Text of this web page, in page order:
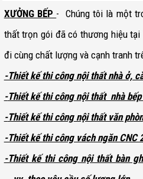
XƯỞNG BẾP - Chúng tôi là một
thất trọn gói đã có thương hiệu tại
đi cùng chất lượng và cạnh tranh
-Thiết kế thi công nội thất nhà ở,
-Thiết kế thi côngnội thất nhà bếp
-Thiết kế thi côngnội thất văn
-Thiết kế thi công vách ngăn CNC
-Thiết kế thi công nội thất bàn